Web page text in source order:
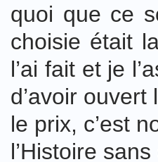
quoi que ce
choisie était
l’ai fait et je
d’avoir
le prix, c’est
l’Histoire